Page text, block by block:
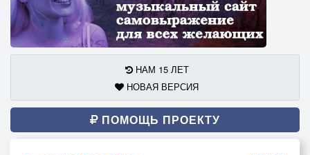
НАМ 15 ЛЕТ
НОВАЯ ВЕРСИЯ
ПОМОЩЬ ПРОЕКТУ